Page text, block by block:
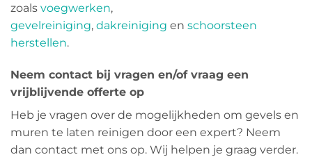
zoals voegwerken,
gevelreiniging, dakreiniging en schoorsteen
herstellen.
Neem contact bij vragen en/of vraag een
vrijblijvende offerte op
Heb je vragen over de mogelijkheden om gevels en
muren te laten reinigen door een expert? Neem
dan contact met ons op. Wij helpen je graag verder.